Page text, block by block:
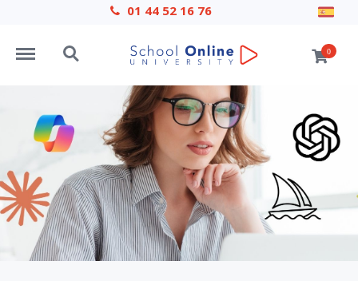
01 44 52 16 76
Menu Search 0